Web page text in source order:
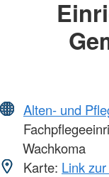
Alten- und
Wachkoma
Karte: Link